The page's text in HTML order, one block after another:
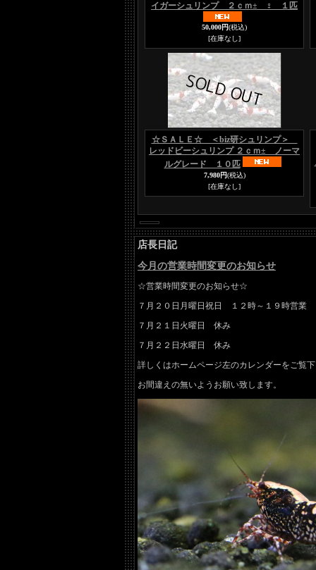
イガーシュリンプ ２ｃｍ± ♀ １匹
50,000円(税込)
[在庫なし]
☆ＳＡＬＥ☆ ＜biz研シュリンプ＞
レッドビーシュリンプ ２ｃｍ± ノーマ
ルグレード １０匹
7,980円(税込)
[在庫なし]
店長日記
今月の営業時間変更のお知らせ
☆営業時間変更のお知らせ☆
７月２０日月曜日祝日 １２時～１９時営業
７月２１日火曜日 休み
７月２２日水曜日 休み
詳しくはホームページ左のカレンダーをご覧
お間違えの無いようお願い致します。